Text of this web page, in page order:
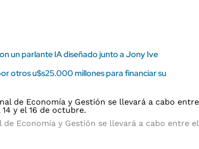
un parlante IA diseñado junto a Jony Ive
otros u$s25.000 millones para financiar su
de Economía y Gestión se llevará a cabo entre el